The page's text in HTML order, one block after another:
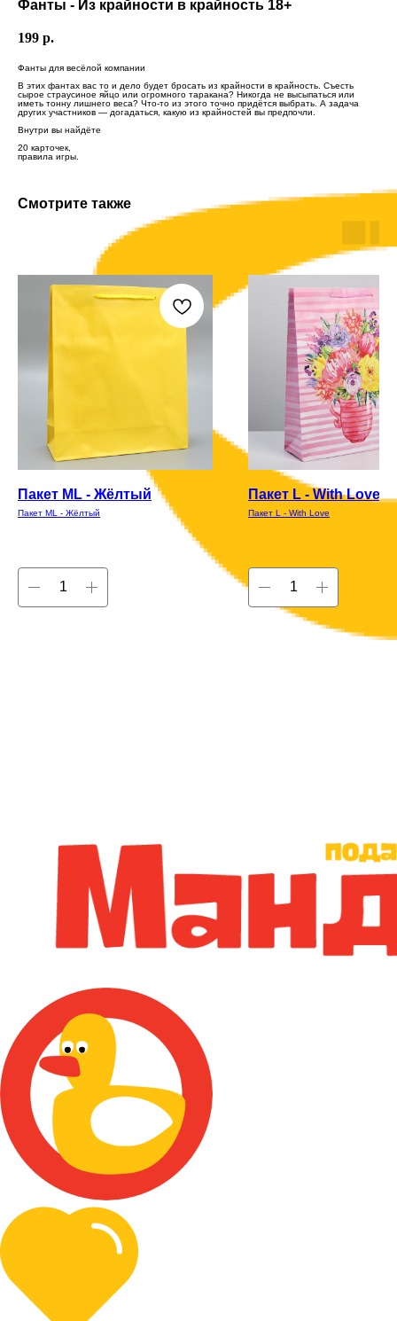
Фанты - Из крайности в крайность 18+
199 р.
Фанты для весёлой компании
В этих фантах вас то и дело будет бросать из крайности в крайность. Съесть
сырое страусиное яйцо или огромного таракана? Никогда не высыпаться или
иметь тонну лишнего веса? Что-то из этого точно придётся выбрать. А задача
других участников — догадаться, какую из крайностей вы предпочли.
Внутри вы найдёте
20 карточек,
правила игры.
Смотрите также
Пакет ML - Жёлтый
Пакет ML - Жёлтый
Пакет L - With Love
Пакет L - With Love